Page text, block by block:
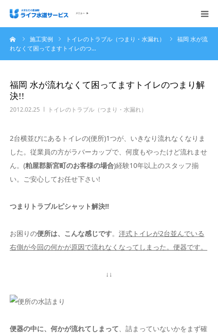
施工実例 トイレのトラブル（つまり・水漏れ）
福岡 水が流
れなくて困ってますトイレのつ…
福岡 水が流れなくて困ってますトイレのつまり解
決!!
2012.02.25 トイレのトラブル（つまり・水漏れ）
2台横並びにあるトイレの(便所)1つが、いきなり流れなくなりま
した。従業員の方がラバーカップで、何度もやったけど流れませ
ん。(粕屋郡新宮町のお客様の場合)経験10年以上のスタッフ揃
い。ご安心してお任せ下さい!
つまりトラブルピシャット解決!!
お困りの便所は、こんな感じです。 洋式トイレが2台並んでいる
右側が今回の何かが原因で流れなくなってしまった。便器です。
↓↓
便器の中に、何かが流れてしまって、詰まっていないかをまず確
会社概要
サービス内容・料金
ご相談無料お問い合わせください